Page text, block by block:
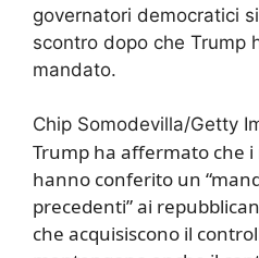
governatori democratici
scontro dopo che Trump
mandato.
Chip Somodevilla/Getty
Trump ha affermato che
hanno conferito un
precedenti” ai
che acquisiscono il